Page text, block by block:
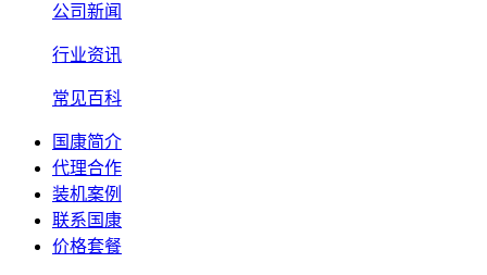
公司新闻
行业资讯
常见百科
国康简介
代理合作
装机案例
联系国康
价格套餐